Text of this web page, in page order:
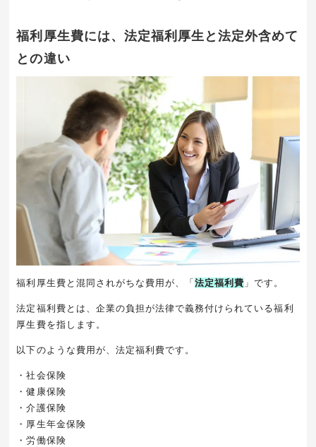
福利厚生費には、法定福利厚生と法定外含めて
との違い
福利厚生費と混同されがちな費用が、「法定福利費 」です。
法定福利費とは、企業の負担が法律で義務付けられている福利
厚生費を指します。
以下のような費用が、法定福利費です。
・社会保険
・健康保険
・介護保険
・厚生年金保険
・労働保険